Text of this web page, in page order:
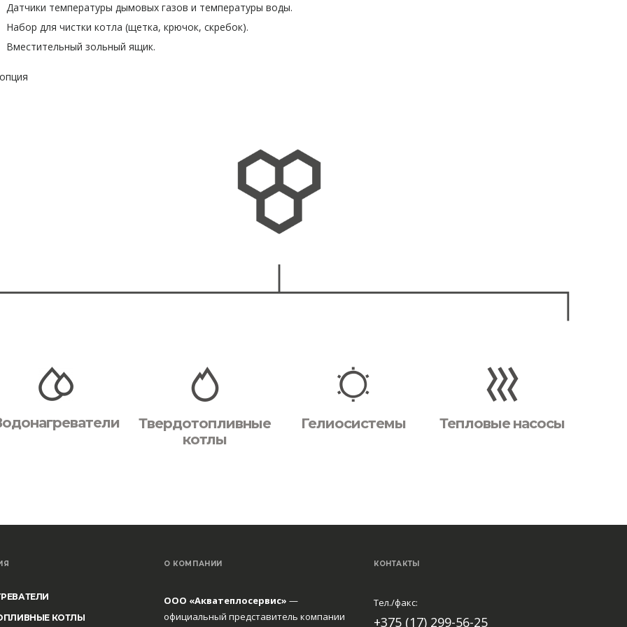
температуры дымовых газов и температуры воды.
для чистки котла (щетка, крючок, скребок).
зольный ящик.
Твердотопливные
котлы
Гелиосистемы Тепловые насосы
КОТЛЫ
О КОМПАНИИ
ООО «Акватеплосервис» —
официальный представитель компании
КОНТАКТЫ
Тел./факс:
+375 (17) 299-56-25